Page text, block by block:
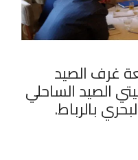
غرف الصيد
الصيد الساحلي
بالرباط.